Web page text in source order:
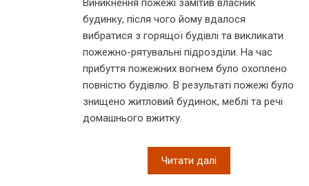
Виникнення пожежі замітив власник
будинку, після чого йому вдалося
вибратися з горящої будівлі та викликати
пожежно-рятувальні підрозділи. На час
прибуття пожежних вогнем було охоплено
повністю будівлю. В результаті пожежі було
знищено житловий будинок, меблі та речі
домашнього вжитку.
Читати далі